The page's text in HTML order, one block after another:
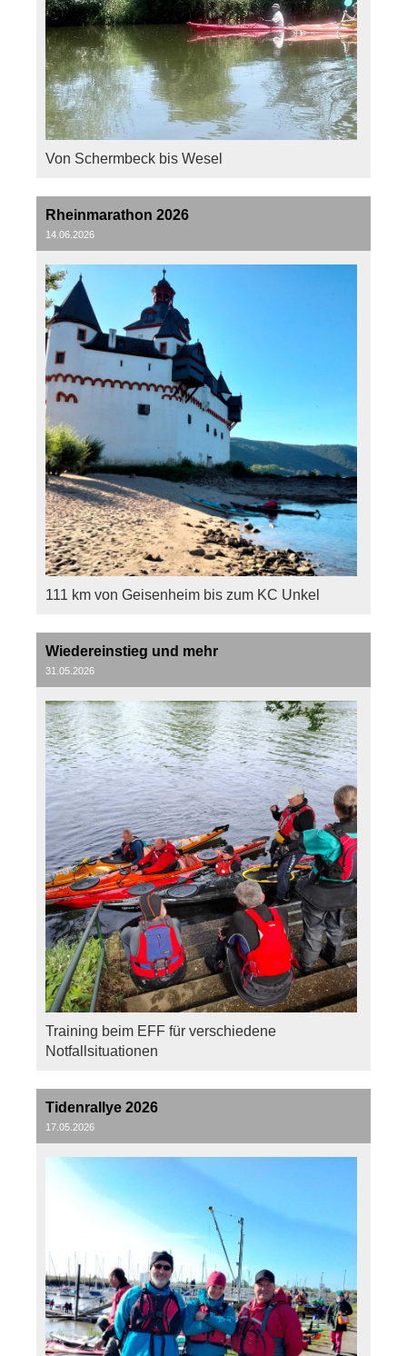
Von Schermbeck bis Wesel
Rheinmarathon 2026
14.06.2026
111 km von Geisenheim bis zum KC Unkel
Wiedereinstieg und mehr
31.05.2026
Training beim EFF für verschiedene
Notfallsituationen
Tidenrallye 2026
17.05.2026